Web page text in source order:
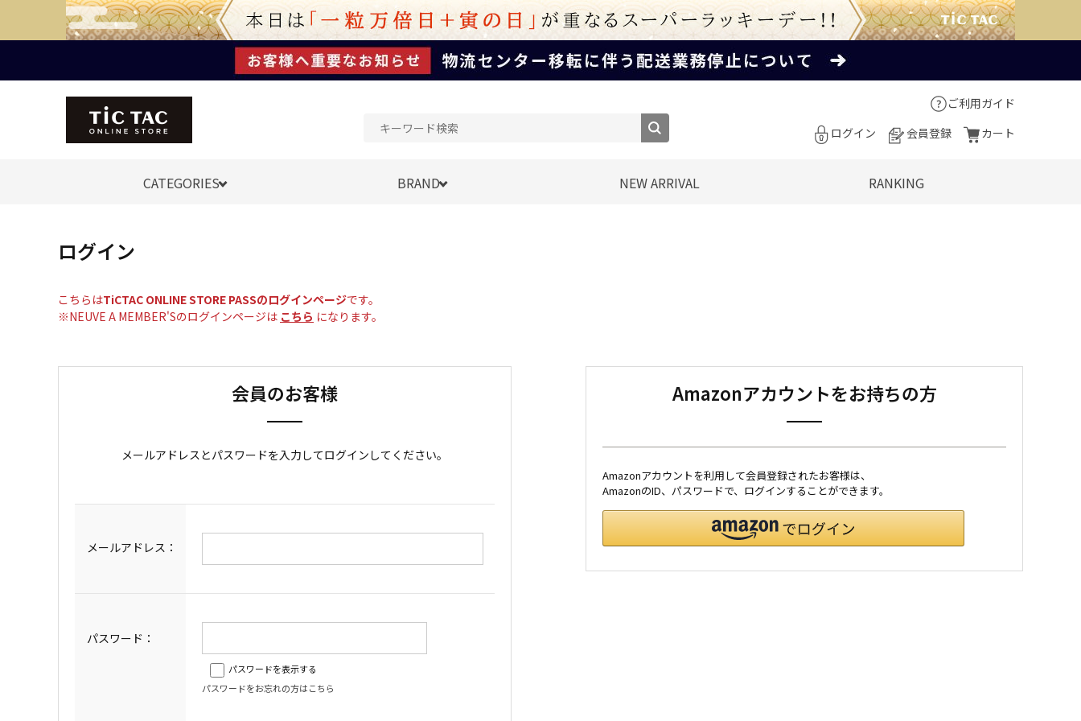
ご利用ガイド
ログイン
会員登録 カート
CATEGORIES BRAND NEW ARRIVAL RANKING
ログイン
こちらはTiCTAC ONLINE STORE PASSのログインページです。
※NEUVE A MEMBER'Sのログインページは こちら になります。
会員のお客様
メールアドレスとパスワードを入力してログインしてください。
メールアドレス：
パスワード：
パスワードを表示する
パスワードをお忘れの方はこちら
Amazonアカウントをお持ちの方
Amazonアカウントを利用して会員登録されたお客様は、
AmazonのID、パスワードで、ログインすることができます。